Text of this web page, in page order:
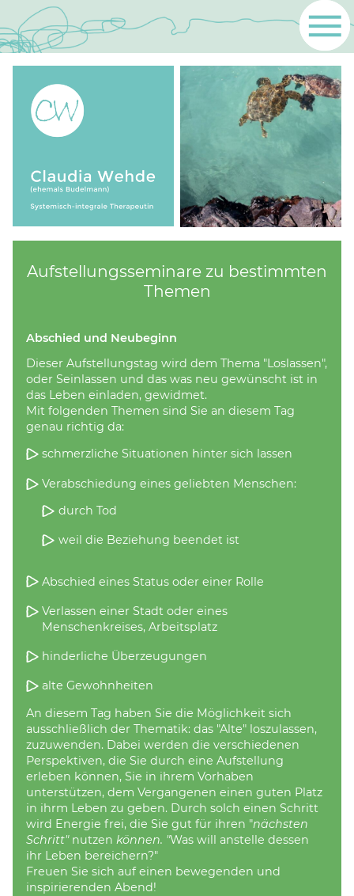
Aufstellungsseminare zu bestimmten
Themen
Abschied und Neubeginn
Dieser Aufstellungstag wird dem Thema "Loslassen",
oder Seinlassen und das was neu gewünscht ist in
das Leben einladen, gewidmet.
Mit folgenden Themen sind Sie an diesem Tag
genau richtig da:
schmerzliche Situationen hinter sich lassen
Verabschiedung eines geliebten Menschen:
durch Tod
weil die Beziehung beendet ist
Abschied eines Status oder einer Rolle
Verlassen einer Stadt oder eines
Menschenkreises, Arbeitsplatz
hinderliche Überzeugungen
alte Gewohnheiten
An diesem Tag haben Sie die Möglichkeit sich
ausschließlich der Thematik: das "Alte" loszulassen,
zuzuwenden. Dabei werden die verschiedenen
Perspektiven, die Sie durch eine Aufstellung
erleben können, Sie in ihrem Vorhaben
unterstützen, dem Vergangenen einen guten Platz
in ihrm Leben zu geben. Durch solch einen Schritt
wird Energie frei, die Sie gut für ihren "nächsten
Schritt" nutzen können. "Was will anstelle dessen
ihr Leben bereichern?"
Freuen Sie sich auf einen bewegenden und
inspirierenden Abend!